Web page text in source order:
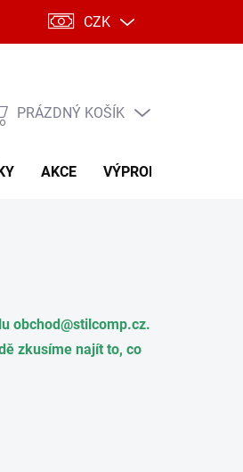
CZK
NÁKUPNÍ
PRÁZDNÝ KOŠÍK
AKCE VÝPRODEJ
obchod@stilcomp.cz.
zkusíme najít to, co